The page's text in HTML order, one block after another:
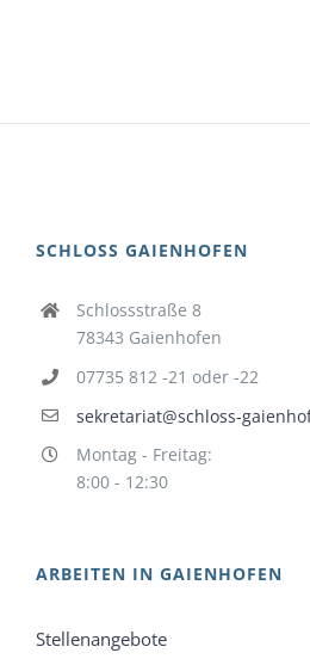
SCHLOSS GAIENHOFEN
Schlossstraße 8
78343 Gaienhofen
07735 812 -21 oder -22
sekretariat@schloss-
Montag - Freitag:
8:00 - 12:30
ARBEITEN IN GAIENHOFEN
Stellenangebote